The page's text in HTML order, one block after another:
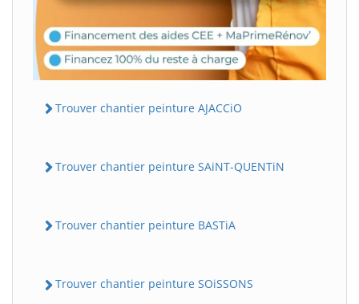
Trouver chantier peinture AJACCiO
Trouver chantier peinture SAiNT-QUENTiN
Trouver chantier peinture BASTiA
Trouver chantier peinture SOiSSONS